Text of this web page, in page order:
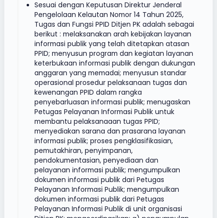
Sesuai dengan Keputusan Direktur Jenderal
Pengelolaan Kelautan Nomor 14 Tahun 2025,
Tugas dan Fungsi PPID Ditjen PK adalah sebagai
berikut : melaksanakan arah kebijakan layanan
informasi publik yang telah ditetapkan atasan
PPID; menyusun program dan kegiatan layanan
keterbukaan informasi publik dengan dukungan
anggaran yang memadai; menyusun standar
operasional prosedur pelaksanaan tugas dan
kewenangan PPID dalam rangka
penyebarluasan informasi publik; menugaskan
Petugas Pelayanan Informasi Publik untuk
membantu pelaksanaaan tugas PPID;
menyediakan sarana dan prasarana layanan
informasi publik; proses pengklasifikasian,
pemutakhiran, penyimpanan,
pendokumentasian, penyediaan dan
pelayanan informasi publik; mengumpulkan
dokumen informasi publik dari Petugas
Pelayanan Informasi Publik; mengumpulkan
dokumen informasi publik dari Petugas
Pelayanan Informasi Publik di unit organisasi